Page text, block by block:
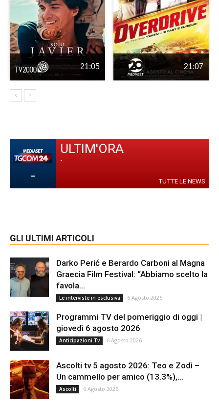
21:05 21:07
-
ULTIM'ORA
-
TUTTE LE NEWS
GLI ULTIMI ARTICOLI
Darko Perić e Berardo Carboni al Magna
Graecia Film Festival: “Abbiamo scelto la
favola...
Le interviste in esclusiva 6 Agosto 2026
Programmi TV del pomeriggio di oggi |
giovedì 6 agosto 2026
Anticipazioni Tv 6 Agosto 2026
Ascolti tv 5 agosto 2026: Teo e Zodì –
Un cammello per amico (13.3%),...
Ascolti 6 Agosto 2026